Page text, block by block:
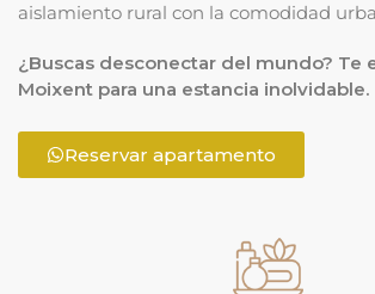
aislamiento rural con la comodidad
¿Buscas desconectar del mundo? Te
Moixent para una estancia inolvidable.
Reservar apartamento